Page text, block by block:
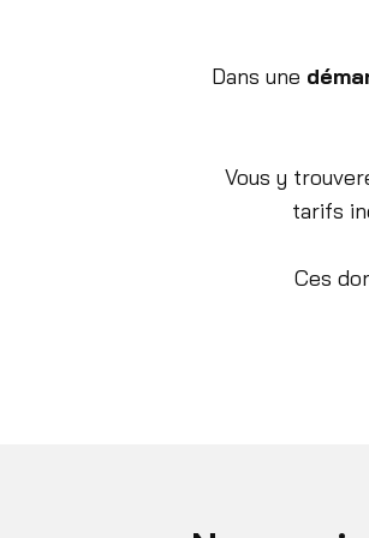
Dans une
Vous y
tarifs
Ces